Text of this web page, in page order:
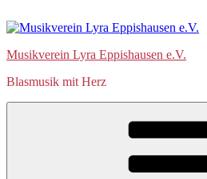
Inhalt
Musikverein Lyra Eppishausen e.V.
Blasmusik mit Herz